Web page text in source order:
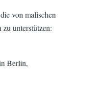
von malischen
unterstützen:
Berlin,